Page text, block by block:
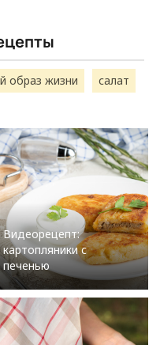
образ жизни салат
Видеорецепт:
картопляники с
печенью